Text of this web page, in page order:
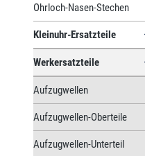
Ohrloch-Nasen-Stechen
Kleinuhr-Ersatzteile
Werkersatzteile
Aufzugwellen
Aufzugwellen-Oberteile
Aufzugwellen-Unterteil